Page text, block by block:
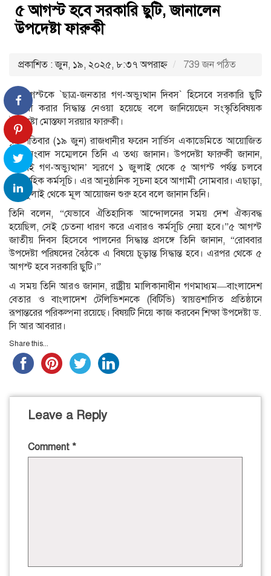
৫ আগস্ট হবে সরকারি ছুটি, জানালেন
উপদেষ্টা ফারুকী
প্রকাশিত : জুন, ১৯, ২০২৫, ৮:৩৭ অপরাহ্ণ 739 জন পঠিত
৫ আগস্টকে ‍‍`ছাত্র-জনতার গণ-অভ্যুত্থান দিবস‍‍` হিসেবে সরকারি ছুটি
ঘোষণা করার সিদ্ধান্ত নেওয়া হয়েছে বলে জানিয়েছেন সংস্কৃতিবিষয়ক
উপদেষ্টা মোস্তফা সরয়ার ফারুকী।
বৃহস্পতিবার (১৯ জুন) রাজধানীর ফরেন সার্ভিস একাডেমিতে আয়োজিত
এক সংবাদ সম্মেলনে তিনি এ তথ্য জানান। উপদেষ্টা ফারুকী জানান,
‘জুলাই গণ-অভ্যুত্থান’ স্মরণে ১ জুলাই থেকে ৫ আগস্ট পর্যন্ত চলবে
ধারাবাহিক কর্মসূচি। এর আনুষ্ঠানিক সূচনা হবে আগামী সোমবার। এছাড়া,
১৪ জুলাই থেকে মূল আয়োজন শুরু হবে বলে জানান তিনি।
তিনি বলেন, “যেভাবে ঐতিহাসিক আন্দোলনের সময় দেশ ঐক্যবদ্ধ
হয়েছিল, সেই চেতনা ধারণ করে এবারও কর্মসূচি নেয়া হবে।”৫ আগস্ট
জাতীয় দিবস হিসেবে পালনের সিদ্ধান্ত প্রসঙ্গে তিনি জানান, “রোববার
উপদেষ্টা পরিষদের বৈঠকে এ বিষয়ে চূড়ান্ত সিদ্ধান্ত হবে। এরপর থেকে ৫
আগস্ট হবে সরকারি ছুটি।”
এ সময় তিনি আরও জানান, রাষ্ট্রীয় মালিকানাধীন গণমাধ্যম—বাংলাদেশ
বেতার ও বাংলাদেশ টেলিভিশনকে (বিটিভি) স্বায়ত্তশাসিত প্রতিষ্ঠানে
রূপান্তরের পরিকল্পনা রয়েছে। বিষয়টি নিয়ে কাজ করবেন শিক্ষা উপদেষ্টা ড.
সি আর আবরার।
Share this...
Leave a Reply
Comment *